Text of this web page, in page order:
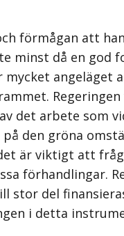
förmågan att
då en
det arbete som
den gröna
är viktigt att
förhandlingar.
del
i detta